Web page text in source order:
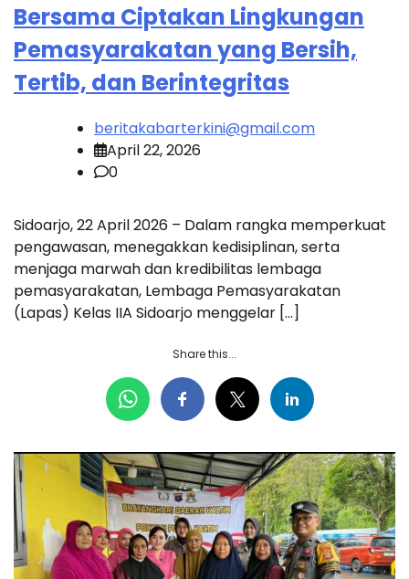
Bersama Ciptakan Lingkungan
Pemasyarakatan yang Bersih,
Tertib, dan Berintegritas
beritakabarterkini@gmail.com
April 22, 2026
0
Sidoarjo, 22 April 2026 – Dalam rangka memperkuat
pengawasan, menegakkan kedisiplinan, serta
menjaga marwah dan kredibilitas lembaga
pemasyarakatan, Lembaga Pemasyarakatan
(Lapas) Kelas IIA Sidoarjo menggelar […]
Share this...